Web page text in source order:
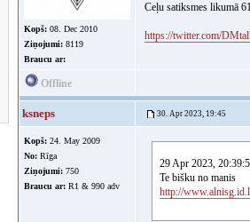
Kopš: 08. Dec 2010
Ziņojumi: 8119
Braucu ar:
Ceļu satiksmes likumā
https://twitter.com/
Offline
ksneps 30. Apr 2023, 19:45
Kopš: 24. May 2009
No: Rīga
Ziņojumi: 750
Braucu ar: R1 & 990 adv
29 Apr 2023,
Te bišku no manis
http://